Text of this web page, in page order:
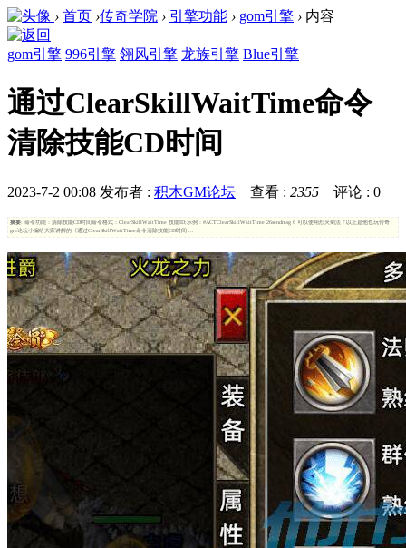
› 首页 ›传奇学院 › 引擎功能 › gom引擎 › 内容
gom引擎 996引擎 翎风引擎 龙族引擎 Blue引擎
通过ClearSkillWaitTime命令
清除技能CD时间
2023-7-2 00:08 发布者 : 积木GM论坛 查看 : 2355 评论 : 0
摘要: 命令功能：清除技能CD时间命令格式：ClearSkillWaitTime 技能ID;示例：#ACTClearSkillWaitTime 26sendmsg 6 可以使用烈火剑法了以上是他也玩传奇
gm论坛小编给大家讲解的《通过ClearSkillWaitTime命令清除技能CD时间 ...